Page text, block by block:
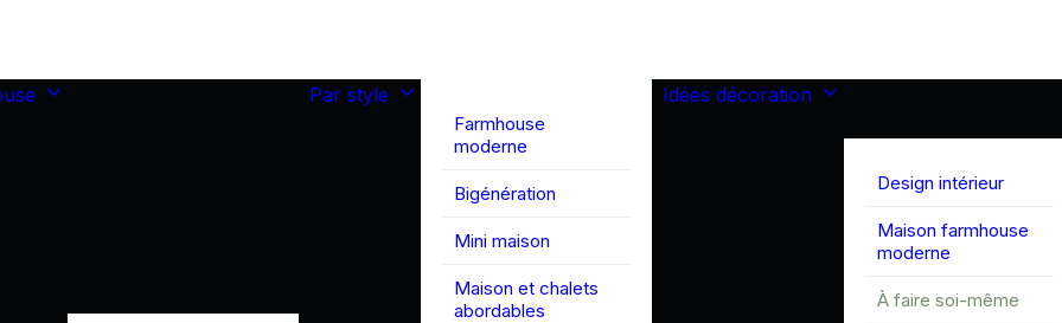
Par style
Farmhouse
moderne
Bigénération
Mini maison
Maison et chalets
abordables
Idées décoration
Design intérieur
Maison farmhouse
moderne
À faire soi-même